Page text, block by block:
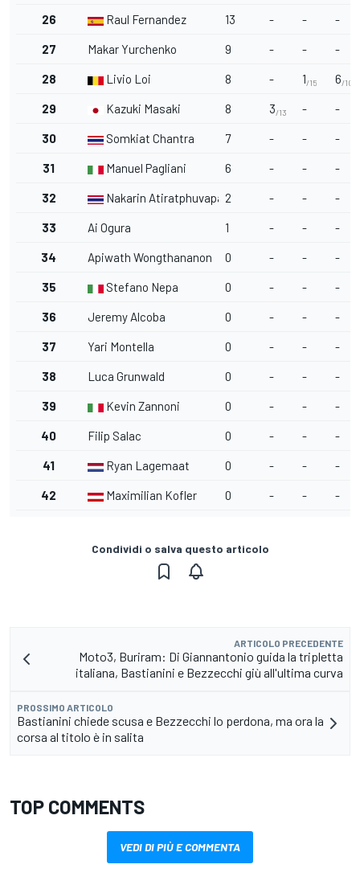
26 Raul Fernandez 13 - - -
27 Makar Yurchenko 9 - - -
28 Livio Loi 8 - 1/15 6/10
29 Kazuki Masaki 8 3/13 - -
30 Somkiat Chantra 7 - - -
31 Manuel Pagliani 6 - - -
32 Nakarin Atiratphuvapat2 - - -
33 Ai Ogura 1 - - -
34 Apiwath Wongthananon 0 - - -
35 Stefano Nepa 0 - - -
36 Jeremy Alcoba 0 - - -
37 Yari Montella 0 - - -
38 Luca Grunwald 0 - - -
39 Kevin Zannoni 0 - - -
40 Filip Salac 0 - - -
41 Ryan Lagemaat 0 - - -
42 Maximilian Kofler 0 - - -
Condividi o salva questo articolo
ARTICOLO PRECEDENTE
Moto3, Buriram: Di Giannantonio guida la tripletta
italiana, Bastianini e Bezzecchi giù all'ultima curva
PROSSIMO ARTICOLO
Bastianini chiede scusa e Bezzecchi lo perdona, ma ora la
corsa al titolo è in salita
TOP COMMENTS
VEDI DI PIÙ E COMMENTA